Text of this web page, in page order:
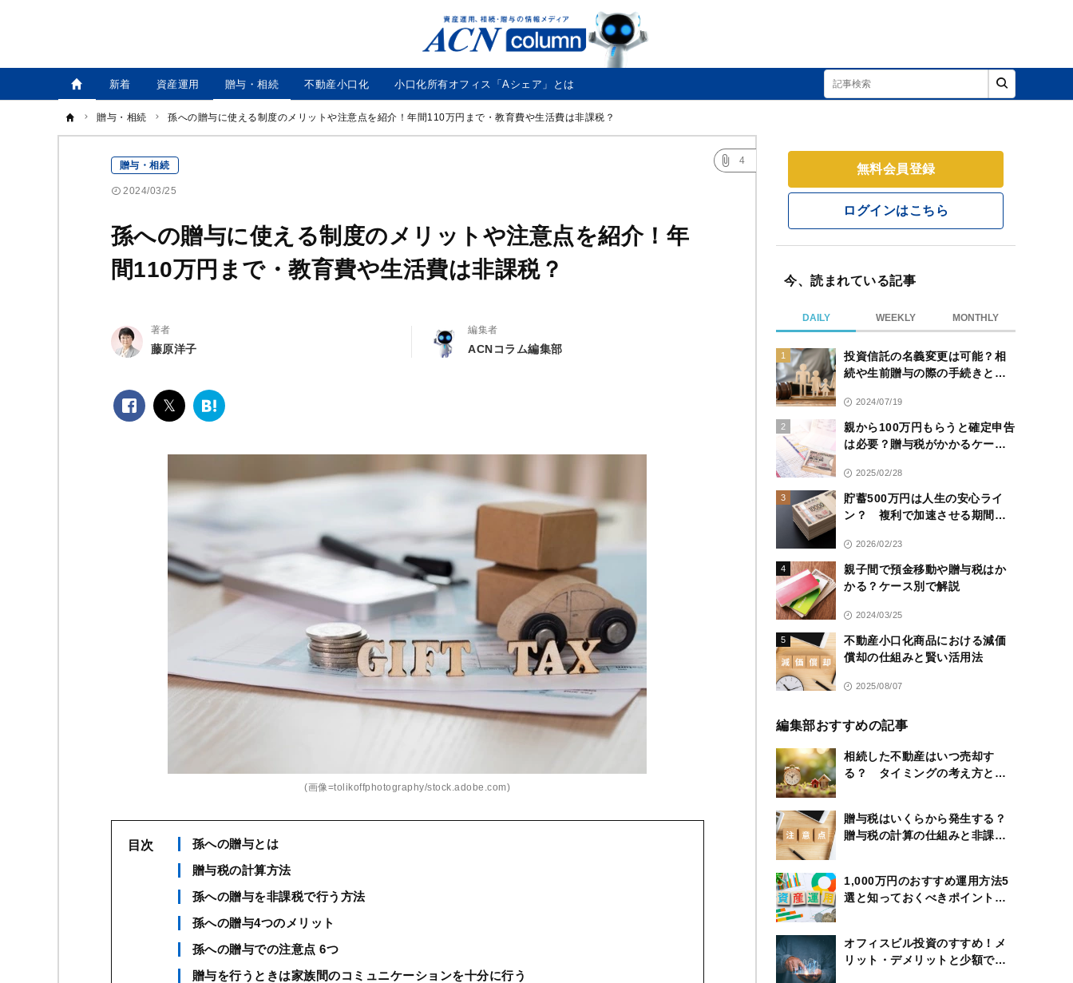
新着 資産運用 贈与・相続 不動産小口化 小口化所有オフィス「Aシェア」とは
贈与・相続 孫への贈与に使える制度のメリットや注意点を紹介！年間110万円まで・教育費や生活費は非課税？
贈与・相続 4
2024/03/25
孫への贈与に使える制度のメリットや注意点を紹介！年
間110万円まで・教育費や生活費は非課税？
著者
藤原洋子
編集者
ACNコラム編集部
facebook
twitterは
ブ
ク
ー
(画像=tolikoffphotography/stock.adobe.com)
目次
孫への贈与とは
贈与税の計算方法
孫への贈与を非課税で行う方法
孫への贈与4つのメリット
孫への贈与での注意点 6つ
贈与を行うときは家族間のコミュニケーションを十分に行う
無料会員登録
ログインはこちら
今、読まれている記事
DAILY WEEKLY MONTHLY
1
投資信託の名義変更は可能？相
続や生前贈与の際の手続きと注
2024/07/19
2
親から100万円もらうと確定申告
は必要？贈与税がかかるケース
2025/02/28
3
貯蓄500万円は人生の安心ライ
ン？ 複利で加速させる期間別
2026/02/23
4
親子間で預金移動や贈与税はか
かる？ケース別で解説
2024/03/25
5
不動産小口化商品における減価
償却の仕組みと賢い活用法
2025/08/07
編集部おすすめの記事
相続した不動産はいつ売却す
る？ タイミングの考え方と節
贈与税はいくらから発生する？
贈与税の計算の仕組みと非課税
1,000万円のおすすめ運用方法5
選と知っておくべきポイントや
オフィスビル投資のすすめ！メ
リット・デメリットと少額で始